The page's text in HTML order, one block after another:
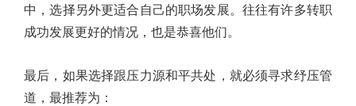
中，选择另外更适合自己的职场发展。往往有许多转职
成功发展更好的情况，也是恭喜他们。
最后，如果选择跟压力源和平共处，就必须寻求纾压管
道，最推荐为 ：